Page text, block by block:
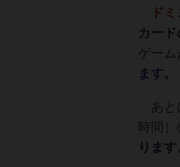
ド
カード
ゲーム
ます。
あと
時間
ります